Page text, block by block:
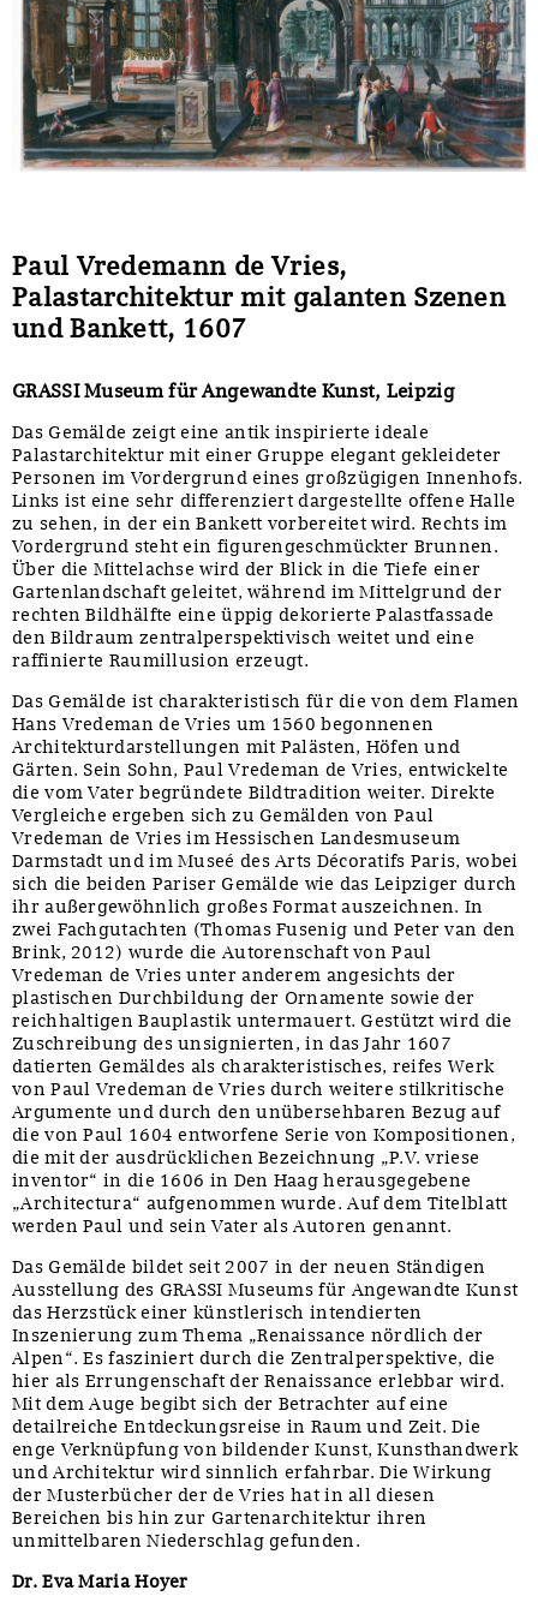
Paul Vredemann de Vries,
Palastarchitektur mit galanten Szenen
und Bankett, 1607
GRASSI Museum für Angewandte Kunst, Leipzig
Das Gemälde zeigt eine antik inspirierte ideale
Palastarchitektur mit einer Gruppe elegant gekleideter
Personen im Vordergrund eines großzügigen Innenhofs.
Links ist eine sehr differenziert dargestellte offene Halle
zu sehen, in der ein Bankett vorbereitet wird. Rechts im
Vordergrund steht ein figurengeschmückter Brunnen.
Über die Mittelachse wird der Blick in die Tiefe einer
Gartenlandschaft geleitet, während im Mittelgrund der
rechten Bildhälfte eine üppig dekorierte Palastfassade
den Bildraum zentralperspektivisch weitet und eine
raffinierte Raumillusion erzeugt.
Das Gemälde ist charakteristisch für die von dem Flamen
Hans Vredeman de Vries um 1560 begonnenen
Architekturdarstellungen mit Palästen, Höfen und
Gärten. Sein Sohn, Paul Vredeman de Vries, entwickelte
die vom Vater begründete Bildtradition weiter. Direkte
Vergleiche ergeben sich zu Gemälden von Paul
Vredeman de Vries im Hessischen Landesmuseum
Darmstadt und im Museé des Arts Décoratifs Paris, wobei
sich die beiden Pariser Gemälde wie das Leipziger durch
ihr außergewöhnlich großes Format auszeichnen. In
zwei Fachgutachten (Thomas Fusenig und Peter van den
Brink, 2012) wurde die Autorenschaft von Paul
Vredeman de Vries unter anderem angesichts der
plastischen Durchbildung der Ornamente sowie der
reichhaltigen Bauplastik untermauert. Gestützt wird die
Zuschreibung des unsignierten, in das Jahr 1607
datierten Gemäldes als charakteristisches, reifes Werk
von Paul Vredeman de Vries durch weitere stilkritische
Argumente und durch den unübersehbaren Bezug auf
die von Paul 1604 entworfene Serie von Kompositionen,
die mit der ausdrücklichen Bezeichnung „P.V. vriese
inventor“ in die 1606 in Den Haag herausgegebene
„Architectura“ aufgenommen wurde. Auf dem Titelblatt
werden Paul und sein Vater als Autoren genannt.
Das Gemälde bildet seit 2007 in der neuen Ständigen
Ausstellung des GRASSI Museums für Angewandte Kunst
das Herzstück einer künstlerisch intendierten
Inszenierung zum Thema „Renaissance nördlich der
Alpen“. Es fasziniert durch die Zentralperspektive, die
hier als Errungenschaft der Renaissance erlebbar wird.
Mit dem Auge begibt sich der Betrachter auf eine
detailreiche Entdeckungsreise in Raum und Zeit. Die
enge Verknüpfung von bildender Kunst, Kunsthandwerk
und Architektur wird sinnlich erfahrbar. Die Wirkung
der Musterbücher der de Vries hat in all diesen
Bereichen bis hin zur Gartenarchitektur ihren
unmittelbaren Niederschlag gefunden.
Dr. Eva Maria Hoyer
Sonstiges